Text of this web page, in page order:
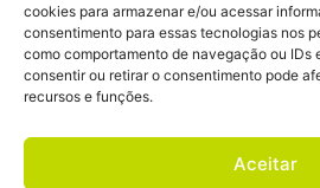
cookies para armazenar e/ou acessar
consentimento para essas tecnologias nos
como comportamento de navegação ou IDs
consentir ou retirar o consentimento pode
recursos e funções.
Aceitar
ZH-CN EN PT ES